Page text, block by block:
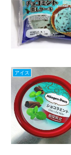
アイス